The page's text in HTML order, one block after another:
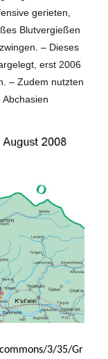
gerieten,
Blutvergießen
– Dieses
erst 2006
– Zudem nutzten
3/35/Gr